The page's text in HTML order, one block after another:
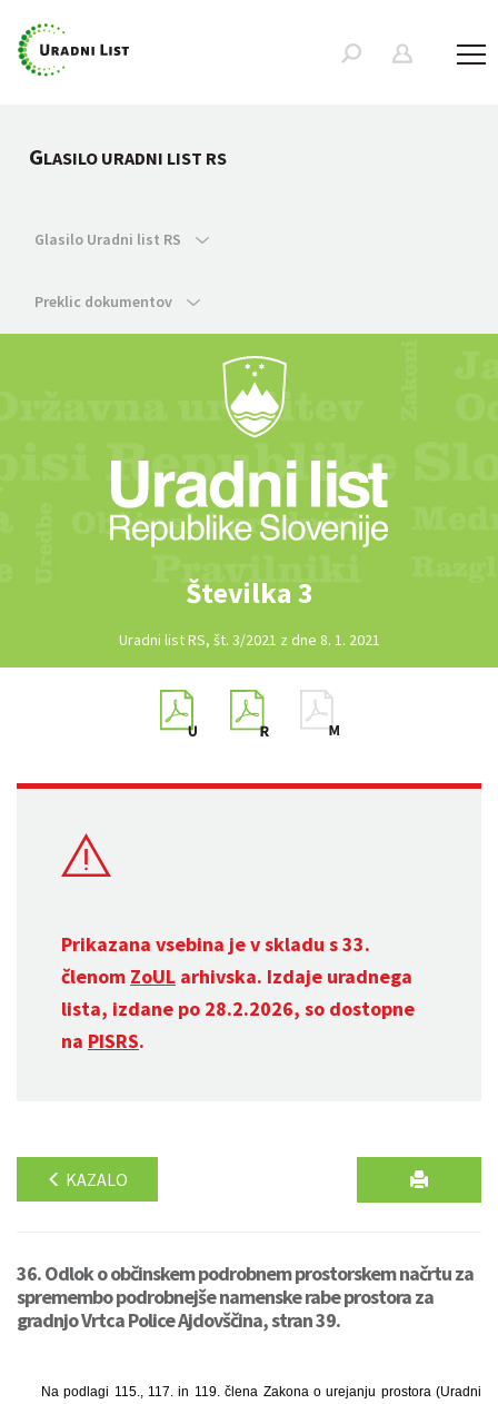
GLASILO URADNI LIST RS
Glasilo Uradni list RS
Preklic dokumentov
Številka 3
Uradni list RS, št. 3/2021 z dne 8. 1. 2021
Prikazana vsebina je v skladu s 33.
členom ZoUL arhivska. Izdaje uradnega
lista, izdane po 28.2.2026, so dostopne
na PISRS.
KAZALO
36. Odlok o občinskem podrobnem prostorskem načrtu za
spremembo podrobnejše namenske rabe prostora za
gradnjo Vrtca Police Ajdovščina, stran 39.
Na podlagi 115., 117. in 119. člena Zakona o urejanju prostora (Uradni